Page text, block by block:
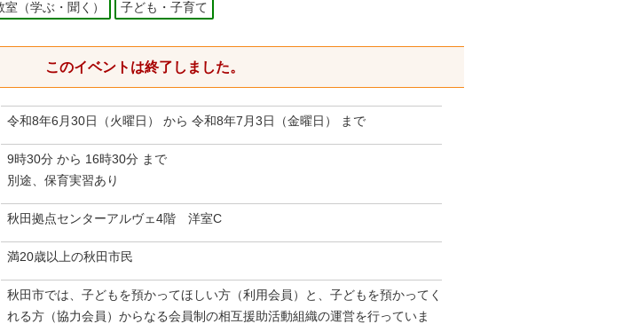
室（学ぶ・聞く） 子ども・子育て
このイベントは終了しました。
令和8年6月30日（火曜日） から 令和8年7月3日（金曜日） まで
9時30分 から 16時30分 まで
別途、保育実習あり
秋田拠点センターアルヴェ4階 洋室C
満20歳以上の秋田市民
秋田市では、子どもを預かってほしい方（利用会員）と、子どもを預かってく
れる方（協力会員）からなる会員制の相互援助活動組織の運営を行っていま